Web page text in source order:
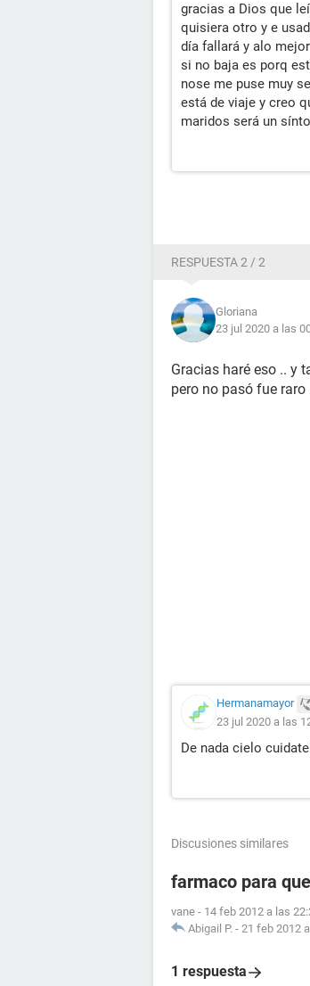
gracias a Dios que
quisiera otro y e
día fallará y alo
si no baja es porq
nose me puse muy
está de viaje y creo
maridos será un
RESPUESTA 2 / 2
Gloriana
23 jul 2020 a las
Gracias haré eso .. y
pero no pasó fue raro
Hermanamayor
23 jul 2020 a las
De nada cielo
Discusiones similares
farmaco para
vane - 14 feb 2012 a las
Abigail P. - 21 feb 2012
1 respuesta